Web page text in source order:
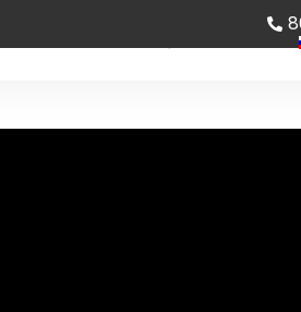
Novice Pišite nam